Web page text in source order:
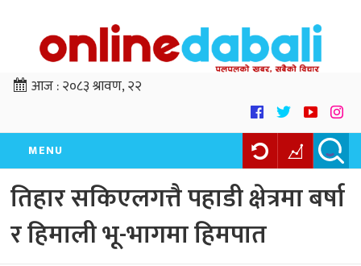
आज :२०८३ श्रावण, २२
MENU
तिहार सकिएलगत्तै पहाडी क्षेत्रमा बर्षा
र हिमाली भू-भागमा हिमपात